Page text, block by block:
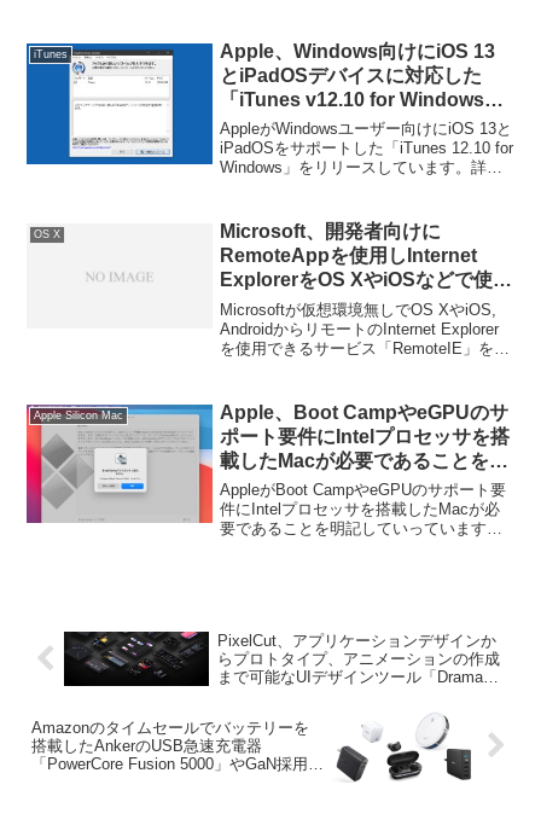
iTunes
Apple、Windows向けにiOS 13
とiPadOSデバイスに対応した
「iTunes v12.10 for Windows」
をリリース。
AppleがWindowsユーザー向けにiOS 13と
iPadOSをサポートした「iTunes 12.10 for
Windows」をリリースしています。詳細
OS X
Microsoft、開発者向けに
RemoteAppを使用しInternet
ExplorerをOS XやiOSなどで使用
できる「RemoteIE」を発表。
Microsoftが仮想環境無しでOS XやiOS,
AndroidからリモートのInternet Explorer
を使用できるサービス「RemoteIE」を発
Apple Silicon Mac
Apple、Boot CampやeGPUのサ
ポート要件にIntelプロセッサを搭
載したMacが必要であることを明
記。
AppleがBoot CampやeGPUのサポート要
件にIntelプロセッサを搭載したMacが必
要であることを明記していっています。
PixelCut、アプリケーションデザインか
らプロトタイプ、アニメーションの作成
まで可能なUIデザインツール「Drama」
Amazonのタイムセールでバッテリーを
搭載したAnkerのUSB急速充電器
「PowerCore Fusion 5000」やGaN採用の